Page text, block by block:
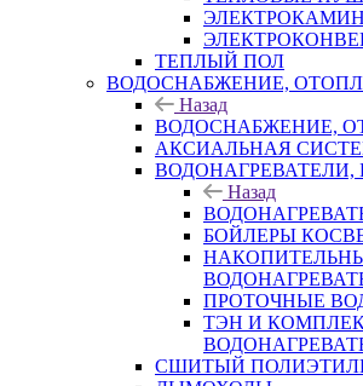
ТЕПЛЫЙ ПОЛ
ВОДОСНАБЖЕНИЕ,
Назад
ВОДОСНАБЖЕНИЕ,
АКСИАЛЬНАЯ
ВОДОНАГРЕВАТЕЛИ,
Назад
БОЙЛЕРЫ
ПРОТОЧНЫЕ
ТЭН И
СШИТЫЙ